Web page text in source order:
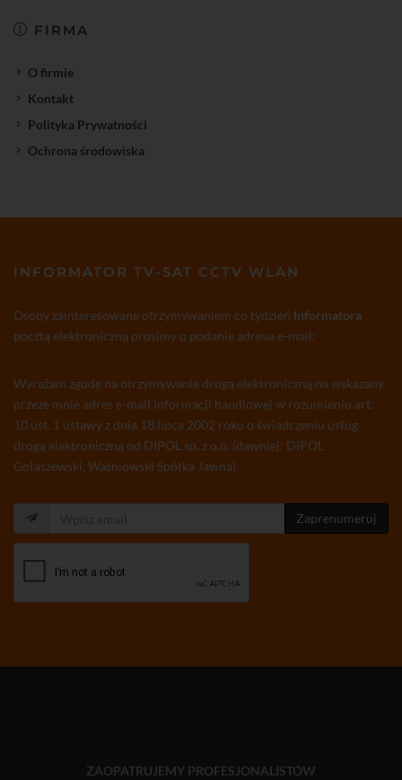
FIRMA
O firmie
Kontakt
Polityka Prywatności
Ochrona środowiska
INFORMATOR TV-SAT CCTV WLAN
Osoby zainteresowane otrzymywaniem co tydzień Informatora
pocztą elektroniczną prosimy o podanie adresu e-mail:
Wyrażam zgodę na otrzymywanie drogą elektroniczną na wskazany
przeze mnie adres e-mail informacji handlowej w rozumieniu art.
10 ust. 1 ustawy z dnia 18 lipca 2002 roku o świadczeniu usług
drogą elektroniczną od DIPOL sp. z o.o. (dawniej: DIPOL
Gołaszewski, Waśniowski Spółka Jawna)
Zaprenumeruj
ZAOPATRUJEMY PROFESJONALISTÓW